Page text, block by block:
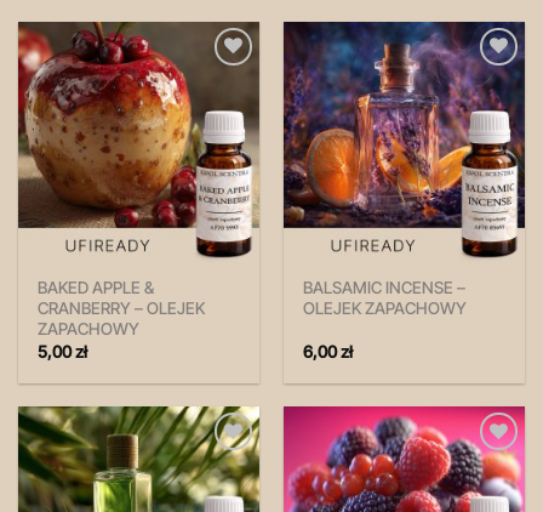
później!
BAKED APPLE &
CRANBERRY – OLEJEK
ZAPACHOWY
5,00zł
Zapisz
na
później!
BALSAMIC INCENSE –
OLEJEK ZAPACHOWY
6,00zł
Zapisz
na
później!
Zapisz
na
później!